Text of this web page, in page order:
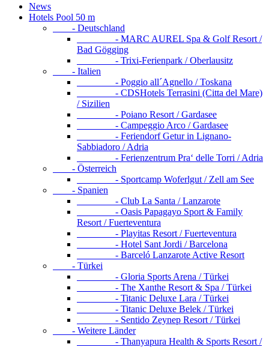
News
Hotels Pool 50 m
- Deutschland
- MARC AUREL Spa & Golf Resort /
Bad Gögging
- Trixi-Ferienpark / Oberlausitz
- Italien
- Poggio all´Agnello / Toskana
- CDSHotels Terrasini (Citta del Mare)
/ Sizilien
- Poiano Resort / Gardasee
- Campeggio Arco / Gardasee
- Feriendorf Getur in Lignano-
Sabbiadoro / Adria
- Ferienzentrum Pra‘ delle Torri / Adria
- Österreich
- Sportcamp Woferlgut / Zell am See
- Spanien
- Club La Santa / Lanzarote
- Oasis Papagayo Sport & Family
Resort / Fuerteventura
- Playitas Resort / Fuerteventura
- Hotel Sant Jordi / Barcelona
- Barceló Lanzarote Active Resort
- Türkei
- Gloria Sports Arena / Türkei
- The Xanthe Resort & Spa / Türkei
- Titanic Deluxe Lara / Türkei
- Titanic Deluxe Belek / Türkei
- Sentido Zeynep Resort / Türkei
- Weitere Länder
- Thanyapura Health & Sports Resort /